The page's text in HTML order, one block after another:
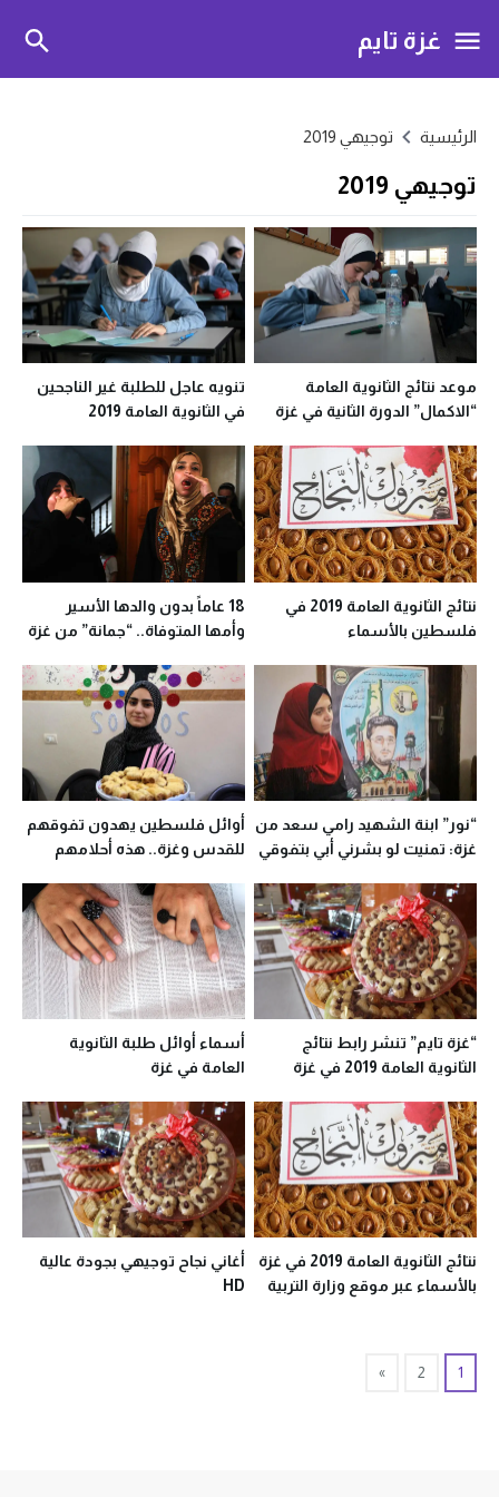
غزة تايم
الرئيسية توجيهي 2019
توجيهي 2019
موعد نتائج الثانوية العامة
“الاكمال” الدورة الثانية في غزة
تنويه عاجل للطلبة غير الناجحين
في الثانوية العامة 2019
نتائج الثانوية العامة 2019 في
فلسطين بالأسماء
18 عاماً بدون والدها الأسير
وأمها المتوفاة.. “جمانة” من غزة
“نور” ابنة الشهيد رامي سعد من
غزة: تمنيت لو بشرني أبي بتفوقي
أوائل فلسطين يهدون تفوقهم
للقدس وغزة.. هذه أحلامهم
“غزة تايم” تنشر رابط نتائج
الثانوية العامة 2019 في غزة
أسماء أوائل طلبة الثانوية
العامة في غزة
نتائج الثانوية العامة 2019 في غزة
بالأسماء عبر موقع وزارة التربية
أغاني نجاح توجيهي بجودة عالية
HD
1
2
»